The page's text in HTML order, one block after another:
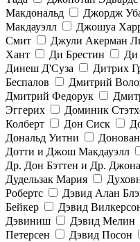
Макдональд
Джордж
Макдауэлл
Джошуа
Смит
Джули Акерман
Хант
Ди Брестин Ди
Динеш Д'Суза
Дитрих
Беспалов
Дмитрий
Дмитрий Федорук
Эггерих
Доминик
Колберт
Дон Сиск
Дональд Уитни
Дотти и Джош Макдауэлл
Др. Дон Бэттен и Др.
Дудельзак Мария
Робертс
Дэвид Алан
Бейкер
Дэвид
Дэвиниш
Дэвид Мелин
Петерсен
Дэвид Посон